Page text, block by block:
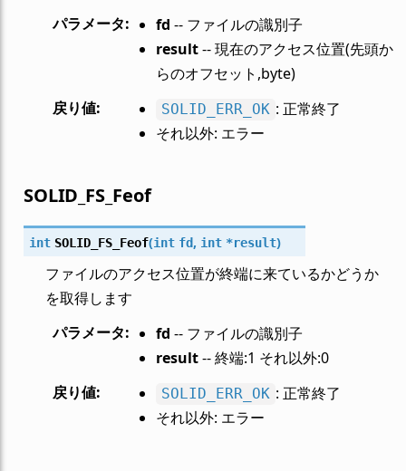
パラメータ: fd -- ファイルの識別子
result-- 現在のアクセス位置(先頭か
らのオフセット,byte)
戻り値: SOLID_ERR_OK : 正常終了
それ以外: エラー
SOLID_FS_Feof
int SOLID_FS_Feof(int fd, int *result)
ファイルのアクセス位置が終端に来ているかどうか
を取得します
パラメータ: fd -- ファイルの識別子
result-- 終端:1 それ以外:0
戻り値: SOLID_ERR_OK : 正常終了
それ以外: エラー